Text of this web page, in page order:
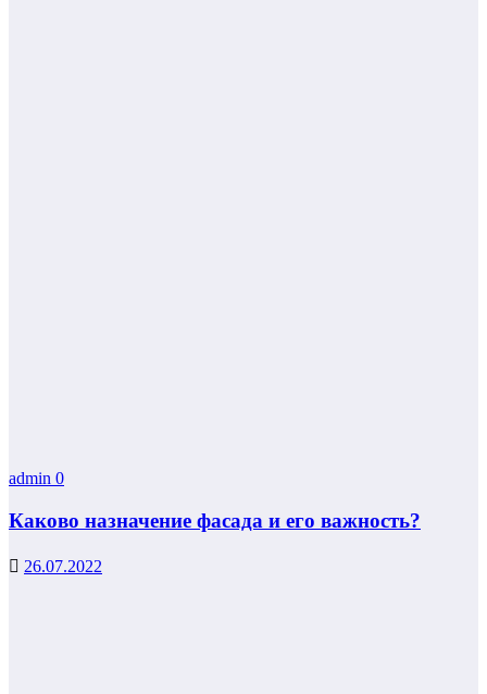
admin 0
Каково назначение фасада и его важность?
26.07.2022